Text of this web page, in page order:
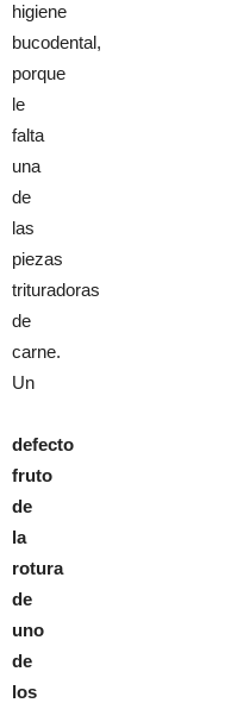
higiene
bucodental,
porque
le
falta
una
de
las
piezas
trituradoras
de
carne.
Un
defecto
fruto
de
la
rotura
de
uno
de
los